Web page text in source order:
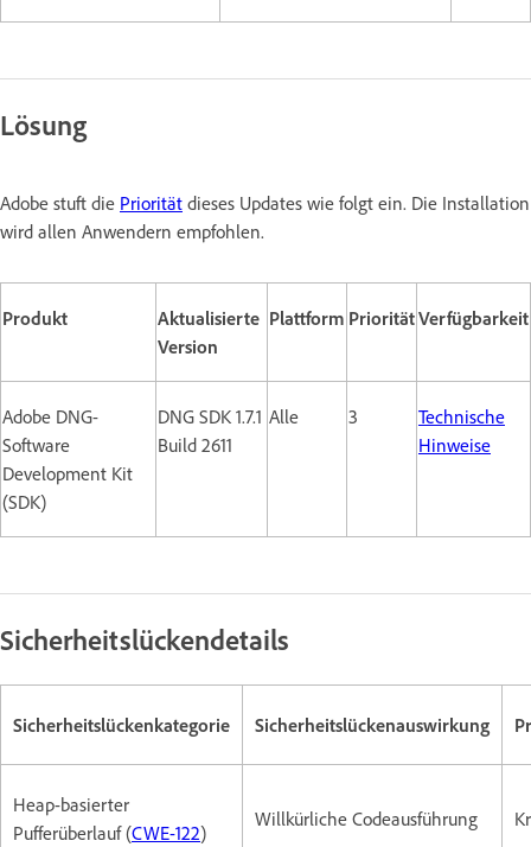
Lösung
Adobe stuft die Priorität dieses Updates wie folgt ein. Die Installation
wird allen Anwendern empfohlen.
Produkt
Aktualisierte
Version
Plattform PrioritätVerfügbarkeit
Adobe DNG-
Software
Development Kit
(SDK)
DNG SDK 1.7.1
Build 2611
Alle 3
Technische
Hinweise
Sicherheitslückendetails
Sicherheitslückenkategorie Sicherheitslückenauswirkung
Heap-basierter
Pufferüberlauf (CWE-122)
Willkürliche Codeausführung